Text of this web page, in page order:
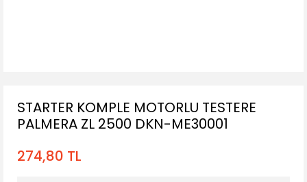
STARTER KOMPLE MOTORLU TESTERE
PALMERA ZL 2500 DKN-ME30001
274,80 TL